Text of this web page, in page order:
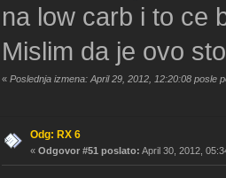
na low carb i to ce
Mislim da je ovo
« Poslednja izmena: April 29, 2012, 12:20:08 posle
Odg: RX 6
« Odgovor #51 poslato: April 30, 2012,